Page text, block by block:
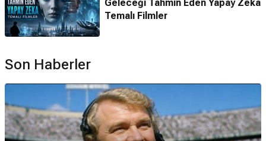
Geleceği Tahmin Eden Yapay Zeka
Temalı Filmler
Son Haberler